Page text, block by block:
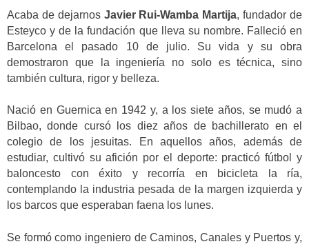
Acaba de dejarnos Javier Rui-Wamba Martija, fundador de
Esteyco y de la fundación que lleva su nombre. Falleció en
Barcelona el pasado 10 de julio. Su vida y su obra
demostraron que la ingeniería no solo es técnica, sino
también cultura, rigor y belleza.
Nació en Guernica en 1942 y, a los siete años, se mudó a
Bilbao, donde cursó los diez años de bachillerato en el
colegio de los jesuitas. En aquellos años, además de
estudiar, cultivó su afición por el deporte: practicó fútbol y
baloncesto con éxito y recorría en bicicleta la ría,
contemplando la industria pesada de la margen izquierda y
los barcos que esperaban faena los lunes.
Se formó como ingeniero de Caminos, Canales y Puertos y,